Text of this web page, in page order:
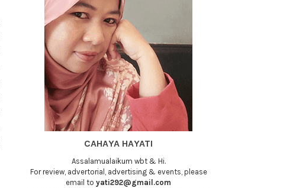
CAHAYA HAYATI
Assalamualaikum wbt & Hi.
For review, advertorial, advertising & events, please
email toyati292@gmail.com